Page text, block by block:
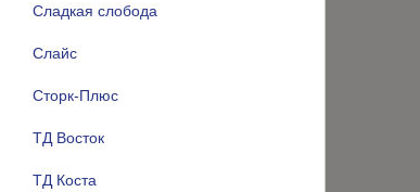
Сладкая слобода
Слайс
Сторк-Плюс
ТД Восток
ТД Коста